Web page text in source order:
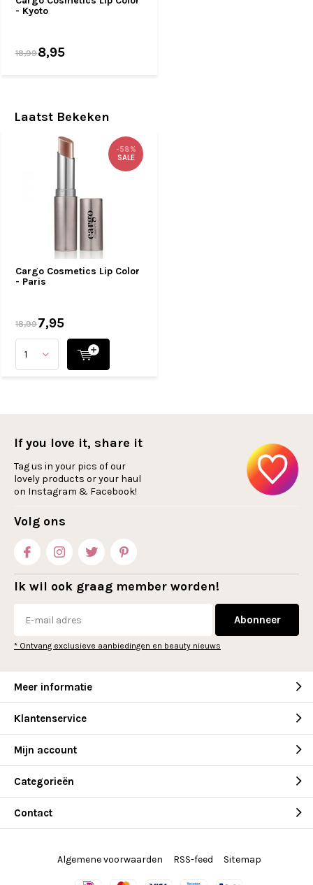
- Kyoto
18,998,95
Laatst Bekeken
Cargo Cosmetics Lip Color
- Paris
-58%
SALE
18,997,95
If you love it, share it
Tag us in your pics of our
lovely products or your haul
on Instagram & Facebook!
Volg ons
Ik wil ook graag member worden!
Abonneer
* Ontvang exclusieve aanbiedingen en beauty nieuws
Meer informatie
Klantenservice
Mijn account
Categorieën
Contact
Algemene voorwaarden RSS-feed Sitemap